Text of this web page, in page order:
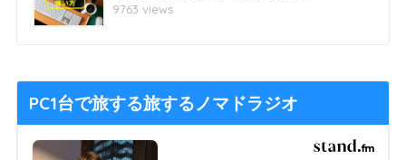
9763 views
PC1台で旅する旅するノマドラジオ